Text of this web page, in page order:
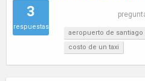
3
respuestas
aeropuerto de santiago
costo de un taxi